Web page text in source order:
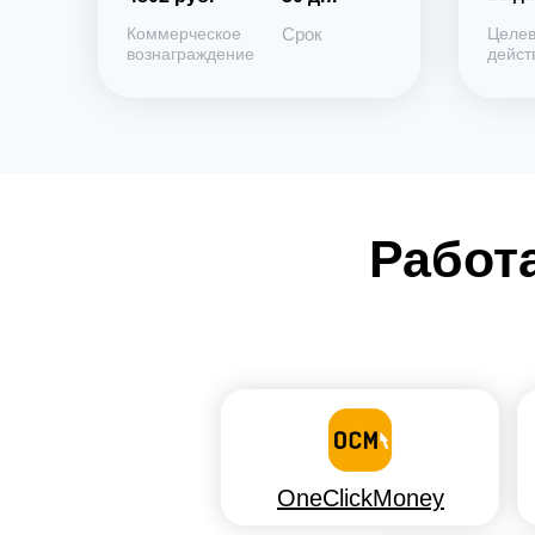
Коммерческое
вознаграждение
Срок
OneClickMoney